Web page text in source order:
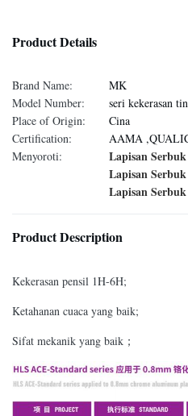
Product Details
Brand Name:
MK
Model Number:
seri kekerasan
Place of Origin:
Cina
Certification:
AAMA
Menyoroti:
Lapisan
Lapisan
Lapisan
Product Description
Kekerasan pensil 1H-6H;
Ketahanan cuaca yang baik;
Sifat mekanik yang baik；